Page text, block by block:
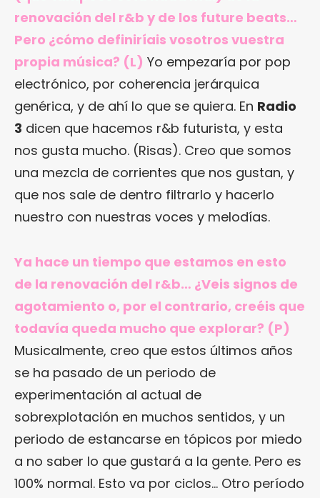
renovación del r&b y de los future beats…
Pero ¿cómo definiríais vosotros vuestra
propia música? (L) Yo empezaría por pop
electrónico, por coherencia jerárquica
genérica, y de ahí lo que se quiera. En Radio
3 dicen que hacemos r&b futurista, y esta
nos gusta mucho. (Risas). Creo que somos
una mezcla de corrientes que nos gustan, y
que nos sale de dentro filtrarlo y hacerlo
nuestro con nuestras voces y melodías.
Ya hace un tiempo que estamos en esto
de la renovación del r&b… ¿Veis signos de
agotamiento o, por el contrario, creéis que
todavía queda mucho que explorar? (P)
Musicalmente, creo que estos últimos años
se ha pasado de un periodo de
experimentación al actual de
sobrexplotación en muchos sentidos, y un
periodo de estancarse en tópicos por miedo
a no saber lo que gustará a la gente. Pero es
100% normal. Esto va por ciclos… Otro período